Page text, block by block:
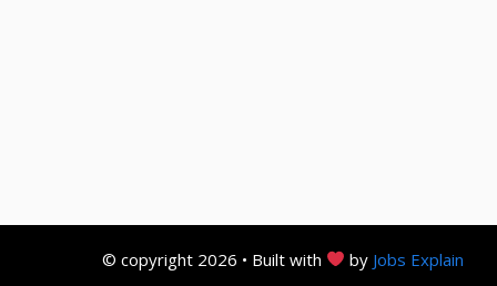
© copyright 2026 • Built with by Jobs Explain